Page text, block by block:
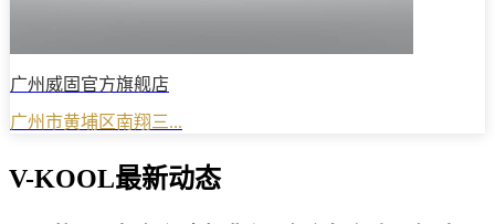
广州威固官方旗舰店
广州市黄埔区南翔三...
V-KOOL最新动态